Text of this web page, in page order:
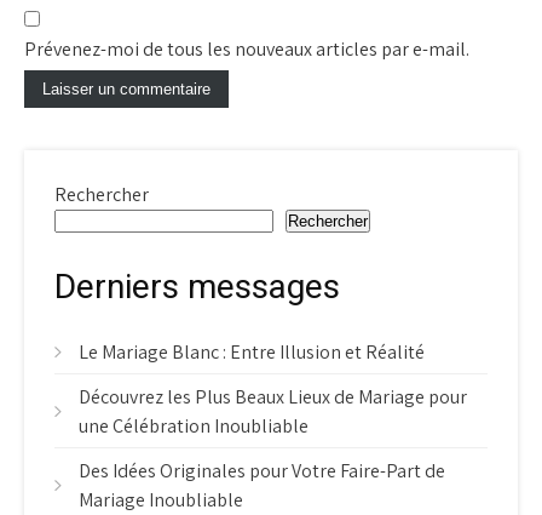
Prévenez-moi de tous les nouveaux articles par e-mail.
Rechercher
Rechercher
Derniers messages
Le Mariage Blanc : Entre Illusion et Réalité
Découvrez les Plus Beaux Lieux de Mariage pour
une Célébration Inoubliable
Des Idées Originales pour Votre Faire-Part de
Mariage Inoubliable